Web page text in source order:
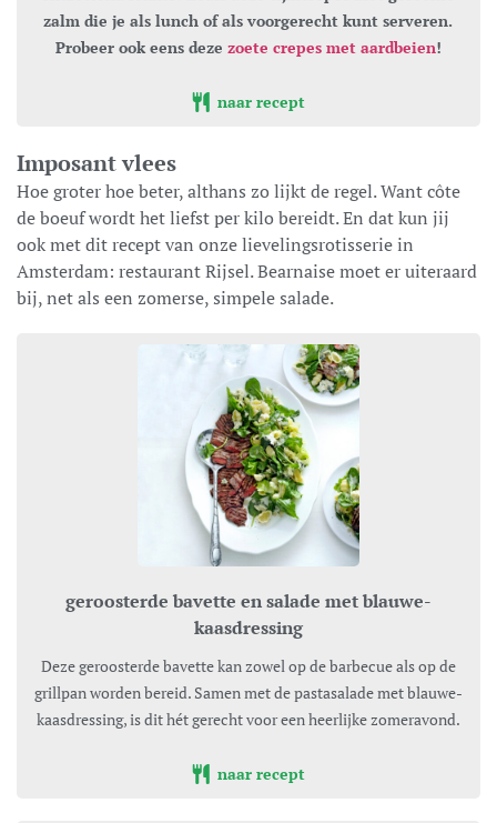
zalm die je als lunch of als voorgerecht kunt serveren.
Probeer ook eens deze zoete crepes met aardbeien!
naar recept
Imposant vlees
Hoe groter hoe beter, althans zo lijkt de regel. Want côte
de boeuf wordt het liefst per kilo bereidt. En dat kun jij
ook met dit recept van onze lievelingsrotisserie in
Amsterdam: restaurant Rijsel. Bearnaise moet er uiteraard
bij, net als een zomerse, simpele salade.
geroosterde bavette en salade met blauwe-
kaasdressing
Deze geroosterde bavette kan zowel op de barbecue als op de
grillpan worden bereid. Samen met de pastasalade met blauwe-
kaasdressing, is dit hét gerecht voor een heerlijke zomeravond.
naar recept